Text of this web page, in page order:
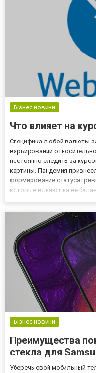
соответствующую
Бізнес новини
Что влияет на
Специфика любой валюты
варьировании
постоянно следить за
картины. Пандемия
формирование статуса
которые влияют на ее
например, обменник
Бізнес новини
Преимущества
стекла для
Уберечь свой мобильный